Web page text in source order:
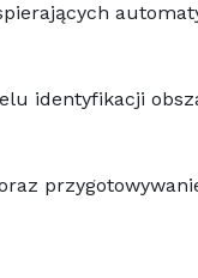
identyfikacji